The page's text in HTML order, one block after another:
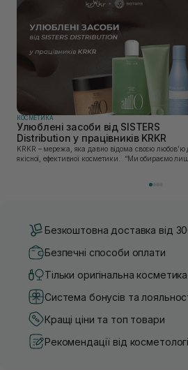
КОСМЕТИКА
Улюблені засоби від SISTERS
Distribution у працівників KRKR
KRKR – мережа, яка давно відома своєю любов’ю
якісної, ефективної косметики. “Ми обираємо лише ті
Безкоштовна доставка від
Безпечні способи оплати
Тільки оригінальна косметика
Система бонусів та
Кращі ціни та топ товари
Рекомендації від